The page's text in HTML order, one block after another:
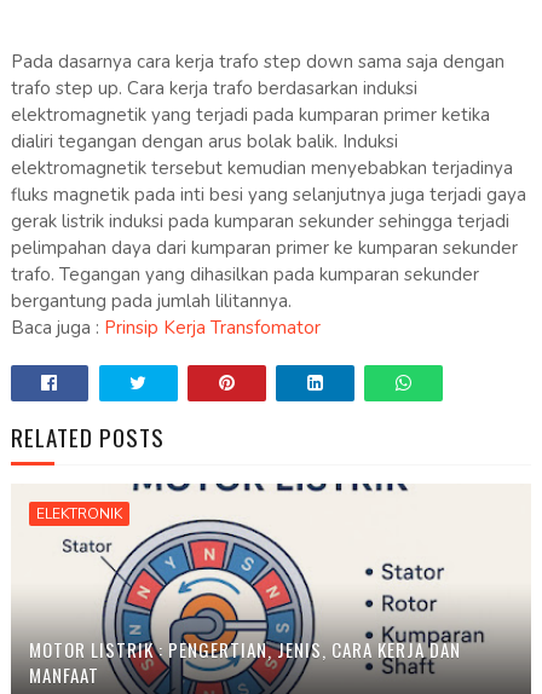
Pada dasarnya cara kerja trafo step down sama saja dengan
trafo step up. Cara kerja trafo berdasarkan induksi
elektromagnetik yang terjadi pada kumparan primer ketika
dialiri tegangan dengan arus bolak balik. Induksi
elektromagnetik tersebut kemudian menyebabkan terjadinya
fluks magnetik pada inti besi yang selanjutnya juga terjadi gaya
gerak listrik induksi pada kumparan sekunder sehingga terjadi
pelimpahan daya dari kumparan primer ke kumparan sekunder
trafo. Tegangan yang dihasilkan pada kumparan sekunder
bergantung pada jumlah lilitannya.
Baca juga : Prinsip Kerja Transfomator
RELATED POSTS
ELEKTRONIK
MOTOR LISTRIK : PENGERTIAN, JENIS, CARA KERJA DAN
MANFAAT